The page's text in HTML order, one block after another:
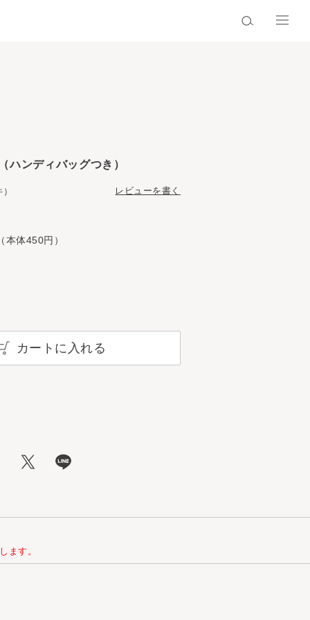
ハンディバッグつき）
レビューを書く
ます。
体450円）
カートに入れる